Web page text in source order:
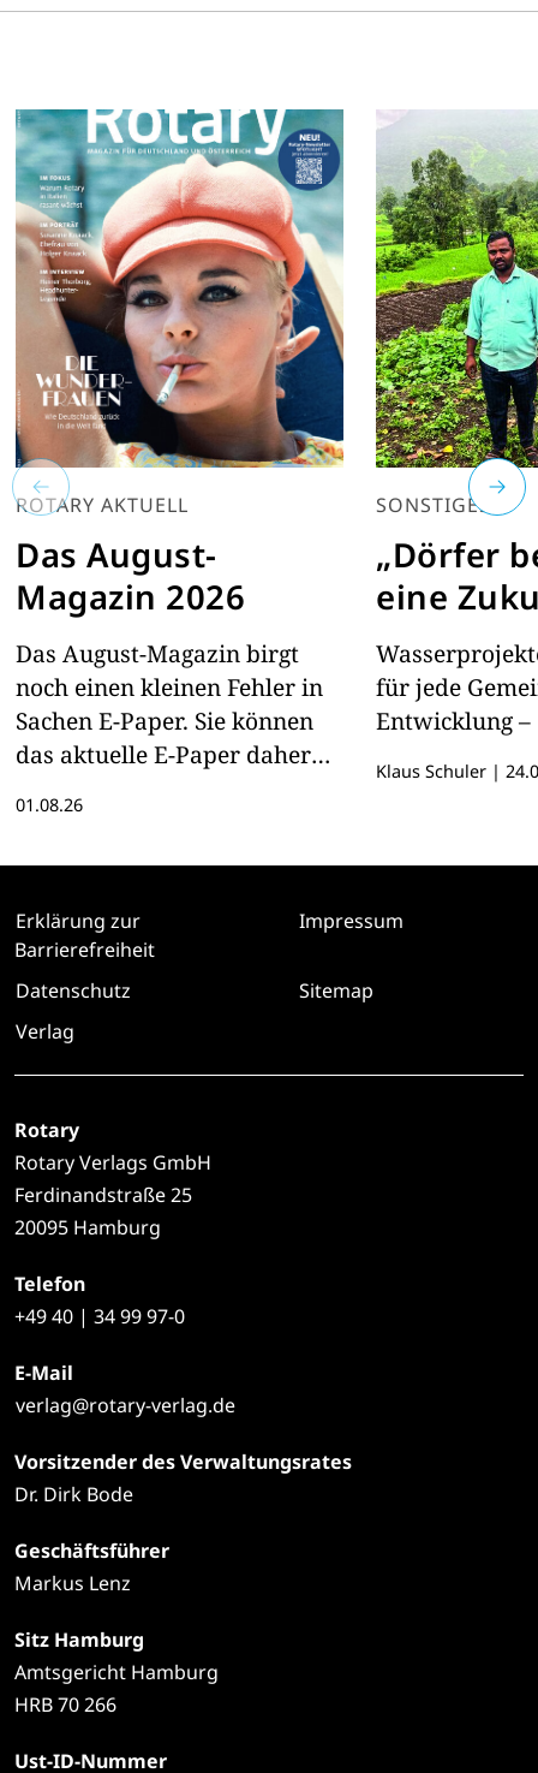
ROTARY AKTUELL
Das August-
Magazin 2026
Das August-Magazin birgt
noch einen kleinen Fehler in
Sachen E-Paper. Sie können
das aktuelle E-Paper daher
01.08.26
SONSTIGES
„Dörfer
eine
für jede
Entwicklung –
Klaus Schuler |
Erklärung zur
Barrierefreiheit
Impressum
Datenschutz
Sitemap
Verlag
Rotary
Rotary Verlags GmbH
Ferdinandstraße 25
20095 Hamburg
Telefon
+4940 | 34 99 97-0
E-Mail
verlag@rotary-verlag.de
Vorsitzender des Verwaltungsrates
Dr. Dirk Bode
Geschäftsführer
Markus Lenz
Sitz Hamburg
Amtsgericht Hamburg
HRB 70 266
Ust-ID-Nummer